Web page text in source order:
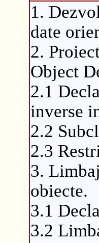
1.
date
2.
Object
2.1
inverse
2.2
2.3
3.
obiecte.
3.1
3.2